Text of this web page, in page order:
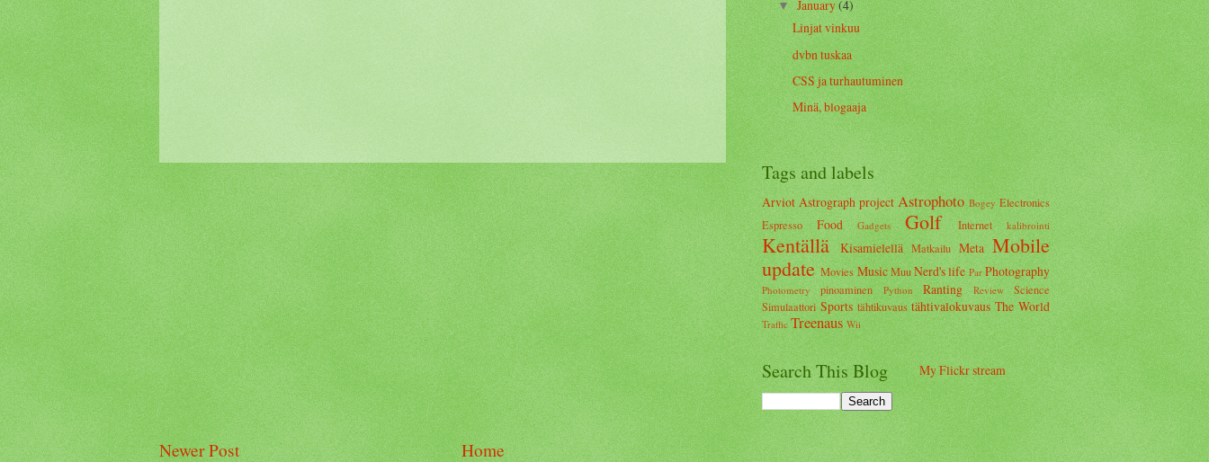
Newer Post Home
▼January(4)
Linjat vinkuu
dvbn tuskaa
CSS ja turhautuminen
Minä, blogaaja
Tags and labels
Arviot Astrograph project Astrophoto Bogey Electronics
Espresso
Food Gadgets Golf Internet kalibrointi
Kentällä Kisamielellä Matkailu Meta Mobile
update Movies Music Muu Nerd's life Par Photography
Photometry pinoaminen Python Ranting Review
Science
Simulaattori Sports tähtikuvaus tähtivalokuvaus The World
Traffic Treenaus Wii
Search This Blog My Flickr stream